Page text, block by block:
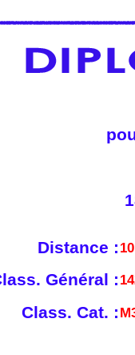
Distance :
Général :
Class. Cat. :